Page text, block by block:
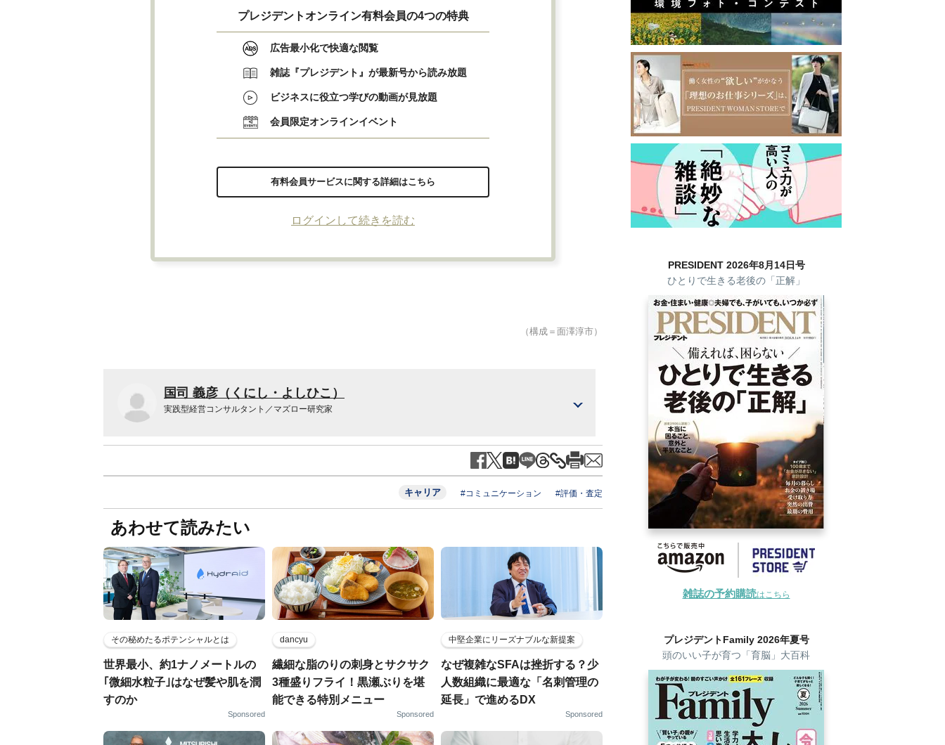
プレジデントオンライン有料会員の4つの特典
広告最小化で快適な閲覧
雑誌『プレジデント』が最新号から読み放題
ビジネスに役立つ学びの動画が見放題
会員限定オンラインイベント
有料会員サービスに関する詳細はこちら
ログインして続きを読む
（構成＝面澤淳市）
国司 義彦（くにし・よしひこ）
実践型経営コンサルタント／マズロー研究家
キャリア #コミュニケーション #評価・査定
あわせて読みたい
その秘めたるポテンシャルとは
世界最小、約1ナノメートルの
｢微細水粒子｣はなぜ髪や肌を潤
すのか
Sponsored
dancyu
繊細な脂のりの刺身とサクサク
3種盛りフライ！黒瀬ぶりを堪
能できる特別メニュー
Sponsored
中堅企業にリーズナブルな新提案
なぜ複雑なSFAは挫折する？少
人数組織に最適な「名刺管理の
延長」で進めるDX
Sponsored
PRESIDENT 2026年8月14日号
ひとりで生きる老後の「正解」
雑誌の予約購読はこちら
プレジデントFamily 2026年夏号
頭のいい子が育つ「育脳」大百科